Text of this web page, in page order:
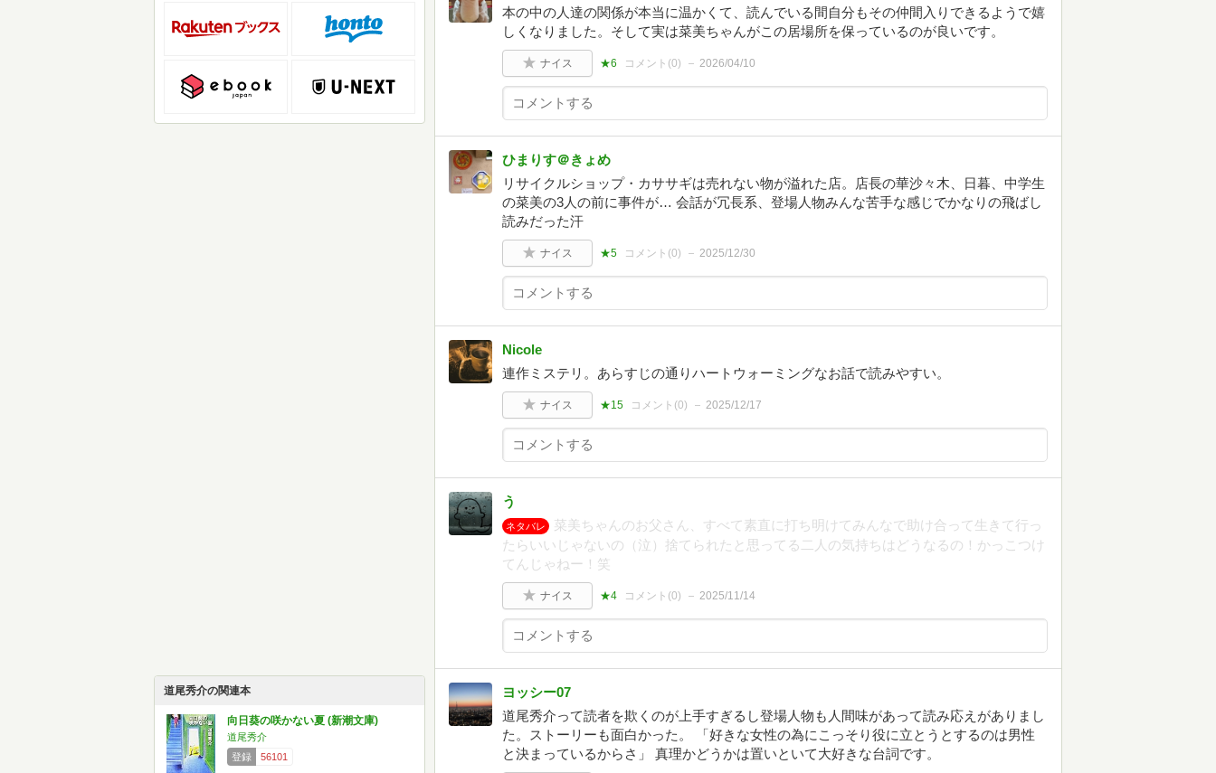
道尾秀介の関連本
向日葵の咲かない夏 (新潮文庫)
道尾秀介
登録
56101
本の中の人達の関係が本当に温かくて、読んでいる間自分もその仲間入りできるようで嬉
しくなりました。そして実は菜美ちゃんがこの居場所を保っているのが良いです。
ナイス ★6 コメント(0) 2026/04/10
ひまりす＠きょめ
リサイクルショップ・カササギは売れない物が溢れた店。店長の華沙々木、日暮、中学生
の菜美の3人の前に事件が… 会話が冗長系、登場人物みんな苦手な感じでかなりの飛ばし
読みだった汗
ナイス ★5 コメント(0) 2025/12/30
Nicole
連作ミステリ。あらすじの通りハートウォーミングなお話で読みやすい。
ナイス ★15 コメント(0) 2025/12/17
う
ネタバレ
菜美ちゃんのお父さん、すべて素直に打ち明けてみんなで助け合って生きて行っ
たらいいじゃないの（泣）捨てられたと思ってる二人の気持ちはどうなるの！かっこつけ
てんじゃねー！笑
ナイス ★4 コメント(0) 2025/11/14
ヨッシー07
道尾秀介って読者を欺くのが上手すぎるし登場人物も人間味があって読み応えがありまし
た。ストーリーも面白かった。 「好きな女性の為にこっそり役に立とうとするのは男性
と決まっているからさ」 真理かどうかは置いといて大好きな台詞です。